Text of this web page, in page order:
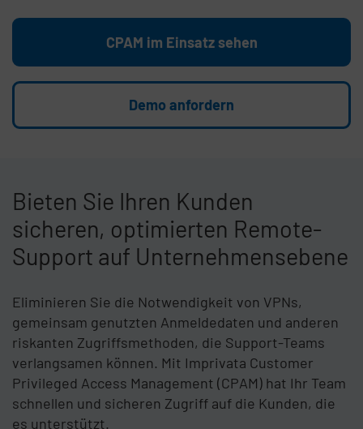
CPAM im Einsatz sehen
Demo anfordern
Bieten Sie Ihren Kunden
sicheren, optimierten Remote-
Support auf Unternehmensebene
Eliminieren Sie die Notwendigkeit von VPNs,
gemeinsam genutzten Anmeldedaten und anderen
riskanten Zugriffsmethoden, die Support-Teams
verlangsamen können. Mit Imprivata Customer
Privileged Access Management (CPAM) hat Ihr Team
schnellen und sicheren Zugriff auf die Kunden, die
es unterstützt.